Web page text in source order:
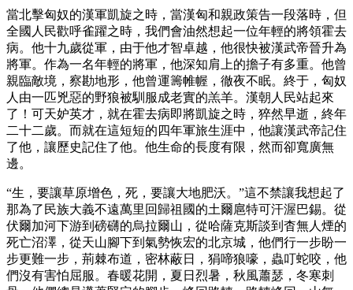
當北擊匈奴的漢軍凱旋之時，當漢匈和親政策告一段落時，但
全國人民歡呼雀躍之時，我們會油然想起一位年輕的將領霍去
病。他十九歲從軍，由于他才智卓越，他很快被漢武帝晉升為
將軍。作為一名年輕的將軍，他深知肩上的擔子有多重。他曾
親臨敵境，察勘地形，他曾運籌帷幄，徹夜不眠。終于，匈奴
人由一匹兇惡的野狼被馴服成老實的羔羊。漢朝人民站起來
了！可天妒英才，就在霍去病即將凱旋之時，猝然早逝，終年
二十二歲。而就在這短短的四年軍旅生涯中，他讓漢武帝記住
了他，讓歷史記住了他。他生命的長度有限，然而卻寬廣無
邊。
“生，要讓草原增色，死，要讓大地肥沃。”這不禁讓我想起了
那為了民族大義不遠萬里回歸祖國的土爾扈特可汗渥巴錫。從
伏爾加河下游到磅礴的烏拉爾山，從哈薩克斯談到杳無人煙的
死亡沼澤，從天山腳下到氣勢恢宏的北京城，他們行一步盼一
步更難一步，荊棘布道，密林蔽日，狷啼狼嚎，蟲叮蛇咬，他
們沒有害怕屈服。春暖花開，夏日烈暑，秋風蕭瑟，冬寒刺